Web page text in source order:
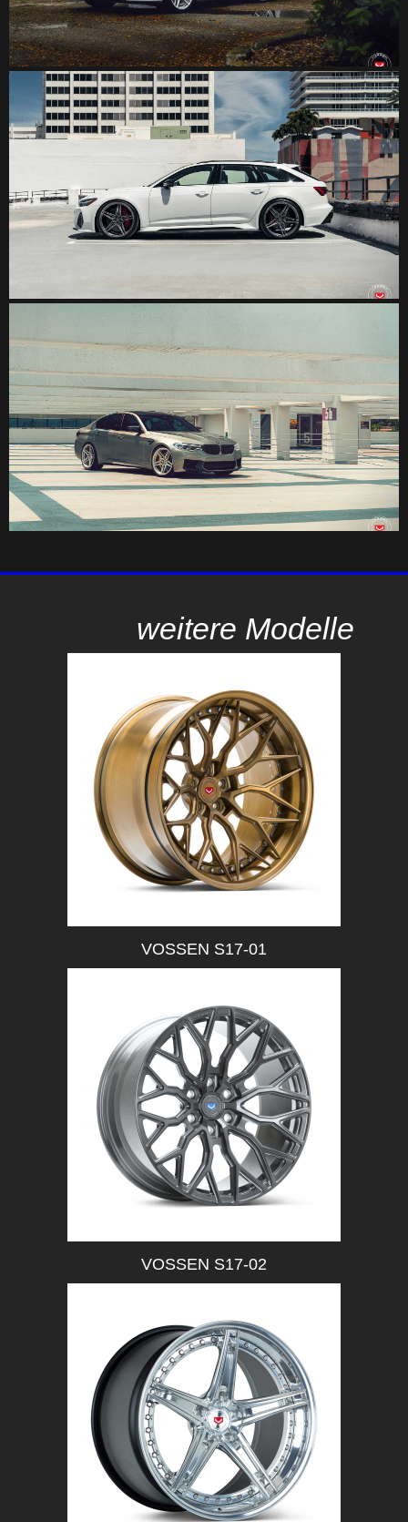
weitere Modelle
VOSSEN S17-01
VOSSEN S17-02